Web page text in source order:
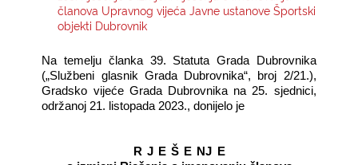
članova Upravnog vijeća Javne ustanove Športski
objekti Dubrovnik
Na temelju članka 39. Statuta Grada Dubrovnika
(„Službeni glasnik Grada Dubrovnika“, broj 2/21.),
Gradsko vijeće Grada Dubrovnika na 25. sjednici,
održanoj 21. listopada 2023., donijelo je
R J E Š E NJ
E